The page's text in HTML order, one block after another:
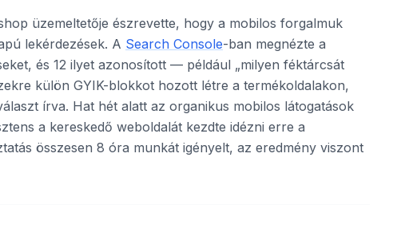
üzemeltetője észrevette, hogy a mobilos forgalmuk
lekérdezések. A Search Console-ban megnézte a
és 12 ilyet azonosított — például „milyen féktárcsát
külön GYIK-blokkot hozott létre a termékoldalakon,
írva. Hat hét alatt az organikus mobilos látogatások
a kereskedő weboldalát kezdte idézni erre a
összesen 8 óra munkát igényelt, az eredmény viszont